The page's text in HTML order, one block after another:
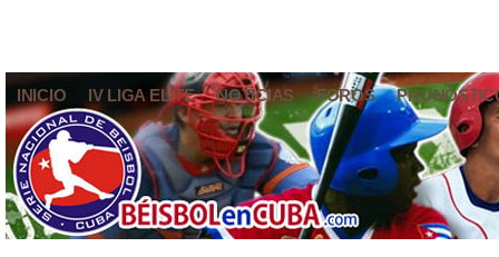
INICIO IV LIGA ELITE NOTICIAS FOROS